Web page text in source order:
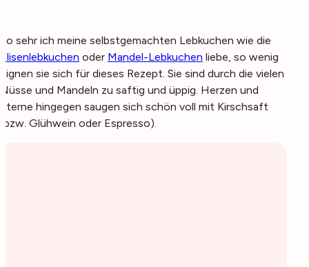
So sehr ich meine selbstgemachten Lebkuchen wie die
Elisenlebkuchen oder Mandel-Lebkuchen liebe, so wenig
eignen sie sich für dieses Rezept. Sie sind durch die vielen
Nüsse und Mandeln zu saftig und üppig. Herzen und
Sterne hingegen saugen sich schön voll mit Kirschsaft
(bzw. Glühwein oder Espresso).